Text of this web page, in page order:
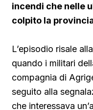
incendi che nelle
colpito la
L’episodio risale
quando i militari
compagnia di
seguito alla
che interessava